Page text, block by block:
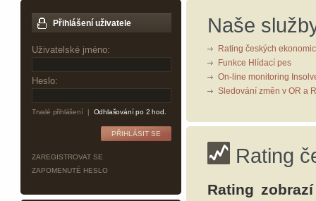
Přihlášení uživatele
Uživatelské jméno:
Heslo:
Trvalé přihlášení| Odhlašování po 2 hod.
ZAREGISTROVAT SE
ZAPOMENUTÉ HESLO
Naše
Rating českých
Funkce Hlídací pes
On-line monitoring
Sledování změn v OR a
Rating
Rating